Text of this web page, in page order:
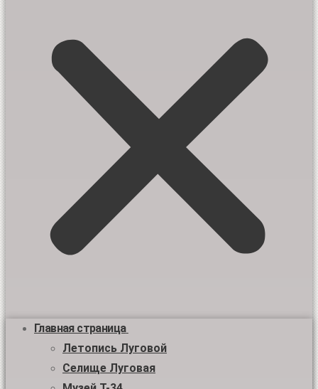
Главная страница
Летопись Луговой
Селище Луговая